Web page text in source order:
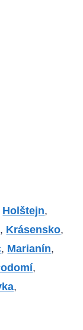
Holštejn,
, Krásensko,
, Marianín,
,
,